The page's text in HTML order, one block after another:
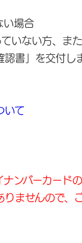
い場合
いない方、ま
書」を交付し
いて
ナンバーカード
ませんので、